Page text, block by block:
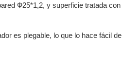
Ф25*1,2, y superficie tratada con
es plegable, lo que lo hace fácil de